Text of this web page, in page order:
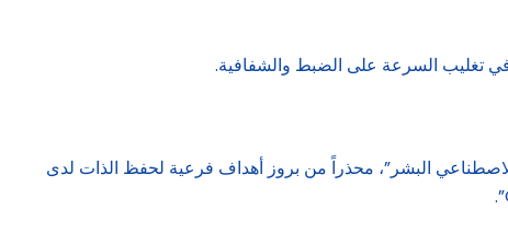
تغليب السرعة على الضبط والشفافية.
– وجود احتمال بنسبة تتراوح بين 10% إلى 20% احتمالا أن “يمحو الذكاء الاصطناعي البشر”، محذراً من بروز أهداف فرعية لحفظ الذات لدى